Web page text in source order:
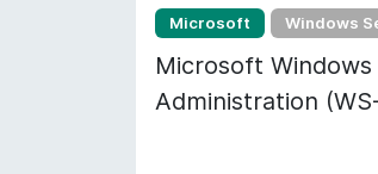
Microsoft Windows
Microsoft
Administration